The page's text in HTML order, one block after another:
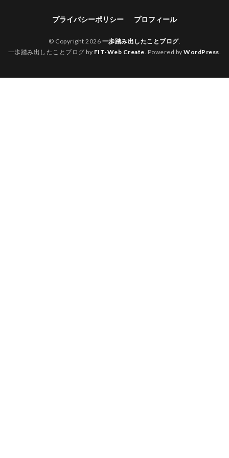
プライバシーポリシー プロフィール
© Copyright 2026 一歩踏み出したことブログ.
一歩踏み出したことブログ by FIT-Web Create . Powered byWordPress